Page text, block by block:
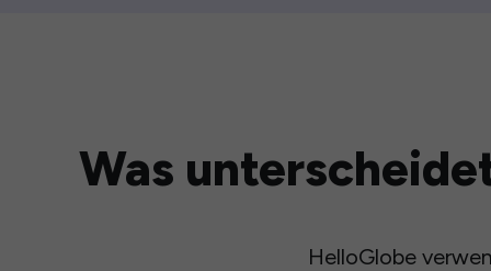
Was
HelloGlobe